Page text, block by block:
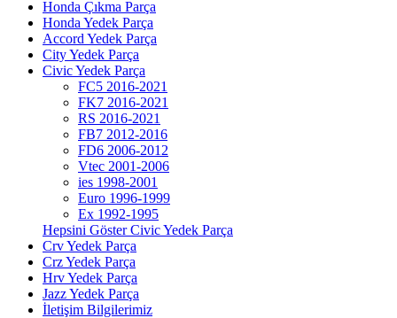
Honda Çıkma Parça
Honda Yedek Parça
Accord Yedek Parça
City Yedek Parça
Civic Yedek Parça
FC5 2016-2021
FK7 2016-2021
RS 2016-2021
FB7 2012-2016
FD6 2006-2012
Vtec 2001-2006
ies 1998-2001
Euro 1996-1999
Ex 1992-1995
Hepsini Göster Civic Yedek Parça
Crv Yedek Parça
Crz Yedek Parça
Hrv Yedek Parça
Jazz Yedek Parça
İletişim Bilgilerimiz